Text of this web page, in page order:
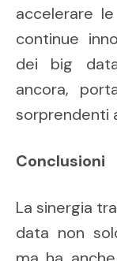
accelerare
continue
dei big
ancora,
sorprendenti
Conclusioni
La sinergia
data non